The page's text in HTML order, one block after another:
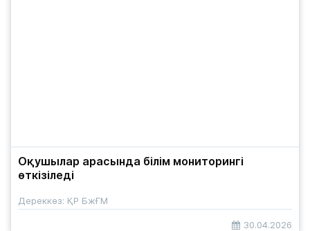
Оқушылар арасында білім мониторингі
өткізіледі
Дереккөз: ҚР БжҒМ
30.04.2026